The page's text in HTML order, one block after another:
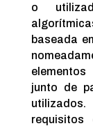
o
baseada
junto de
requisitos